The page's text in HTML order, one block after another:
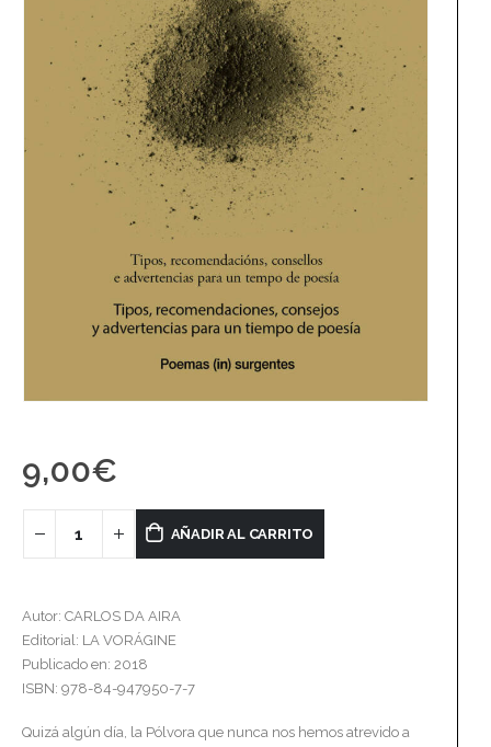
9,00€
AÑADIR AL CARRITO
Autor: CARLOS DA AIRA
Editorial: LA VORÁGINE
Publicado en: 2018
ISBN: 978-84-947950-7-7
Quizá algún día, la Pólvora que nunca nos hemos atrevido a